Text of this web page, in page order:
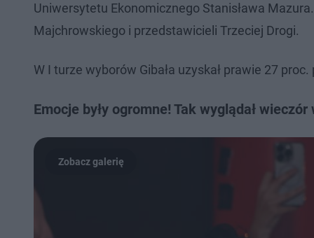
Uniwersytetu Ekonomicznego Stanisława
Majchrowskiego i przedstawicieli Trzeciej Drogi.
W I turze wyborów Gibała uzyskał prawie 27
Emocje były ogromne! Tak wyglądał